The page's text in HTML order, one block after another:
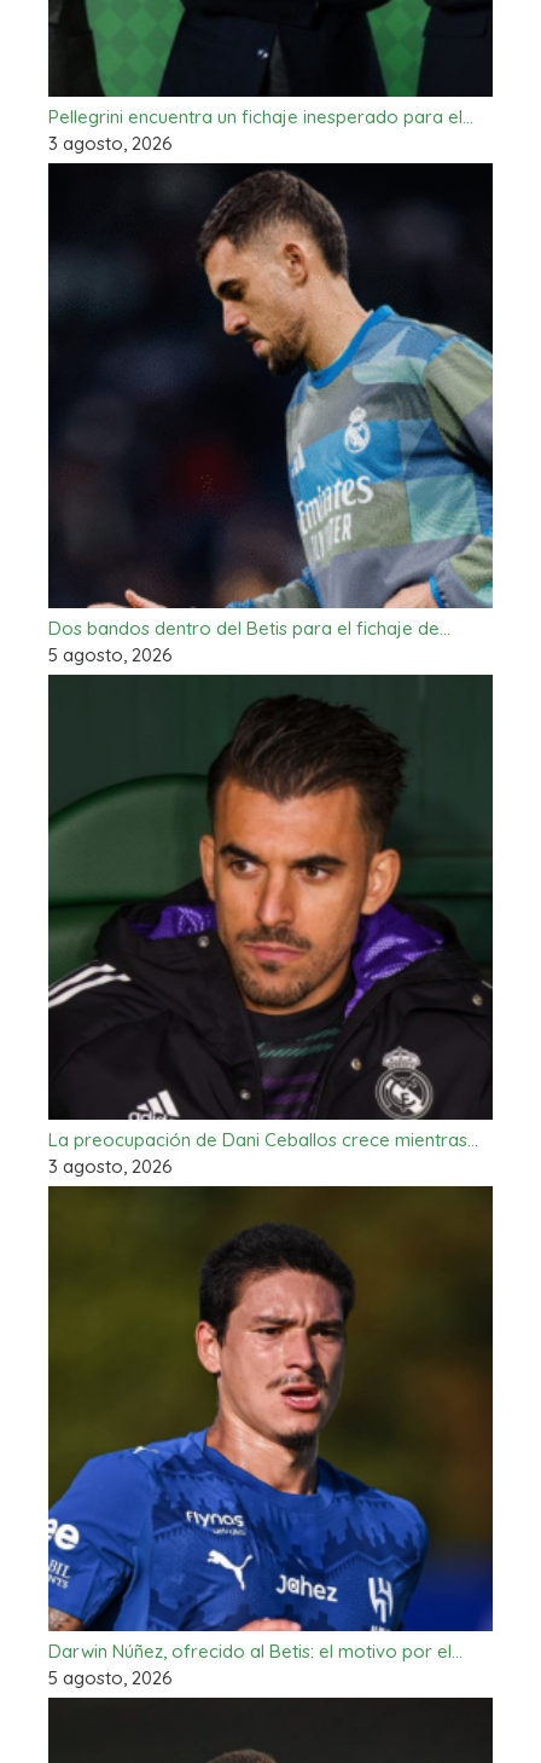
Pellegrini encuentra un fichaje inesperado para el…
3 agosto, 2026
Dos bandos dentro del Betis para el fichaje de…
5 agosto, 2026
La preocupación de Dani Ceballos crece mientras…
3 agosto, 2026
Darwin Núñez, ofrecido al Betis: el motivo por el…
5 agosto, 2026